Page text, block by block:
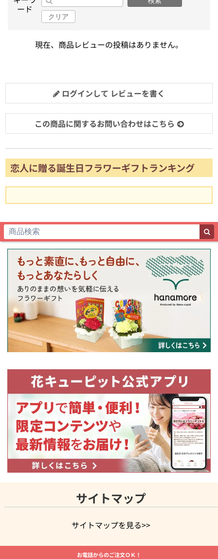
ード
クリア
現在、商品レビューの投稿はありません。
ログインして レビューを書く
この商品に関するお問い合わせはこちら
恋人に贈る誕生日フラワーギフトランキング
サイトマップ
サイトマップを見る>>
よく贈られる花
お祝いの花特集
誕生日フラワーギフト特集
8月の誕生花(トルコキキョウ)
開店・開業祝い
お電話からのご注文ＯＫ！